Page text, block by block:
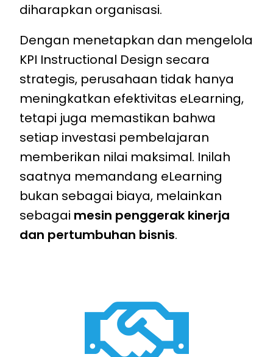
diharapkan organisasi.
Dengan menetapkan dan mengelola
KPI Instructional Design secara
strategis, perusahaan tidak hanya
meningkatkan efektivitas eLearning,
tetapi juga memastikan bahwa
setiap investasi pembelajaran
memberikan nilai maksimal. Inilah
saatnya memandang eLearning
bukan sebagai biaya, melainkan
sebagai mesin penggerak kinerja
dan pertumbuhan bisnis.